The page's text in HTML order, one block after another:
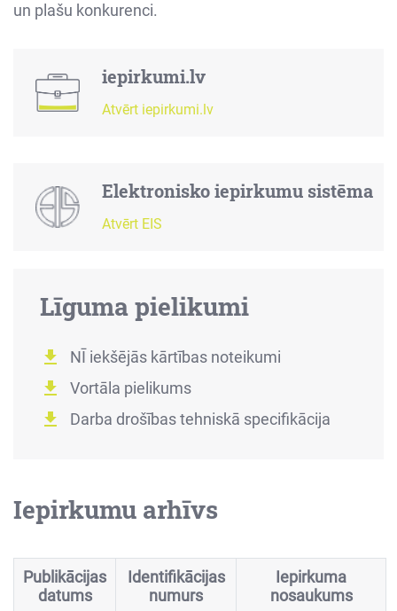
un plašu konkurenci.
iepirkumi.lv
Atvērt iepirkumi.lv
Elektronisko iepirkumu sistēma
Atvērt EIS
Līguma pielikumi
NĪ iekšējās kārtības noteikumi
Vortāla pielikums
Darba drošības tehniskā specifikācija
Iepirkumu arhīvs
Publikācijas
datums
Identifikācijas
numurs
Iepirkuma
nosaukums